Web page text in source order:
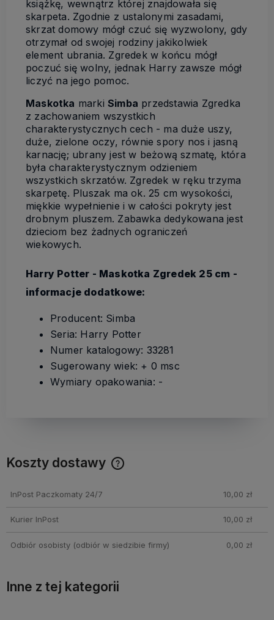
książkę, wewnątrz której znajdowała się
skarpeta. Zgodnie z ustalonymi zasadami,
skrzat domowy mógł czuć się wyzwolony, gdy
otrzymał od swojej rodziny jakikolwiek
element ubrania. Zgredek w końcu mógł
poczuć się wolny, jednak Harry zawsze mógł
liczyć na jego pomoc.
Maskotka markiSimba przedstawia Zgredka
z zachowaniem wszystkich
charakterystycznych cech - ma duże uszy,
duże, zielone oczy, równie spory nos i jasną
karnację; ubrany jest w beżową szmatę, która
była charakterystycznym odzieniem
wszystkich skrzatów. Zgredek w ręku trzyma
skarpetę. Pluszak ma ok. 25 cm wysokości,
miękkie wypełnienie i w całości pokryty jest
drobnym pluszem. Zabawka dedykowana jest
dzieciom bez żadnych ograniczeń
wiekowych.
Harry Potter - Maskotka Zgredek 25 cm -
informacje dodatkowe:
Producent: Simba
Seria: Harry Potter
Numer katalogowy: 33281
Sugerowany wiek: + 0 msc
Wymiary opakowania: -
Koszty dostawy
InPost Paczkomaty 24/7 10,00 zł
Kurier InPost 10,00 zł
Odbiór osobisty(odbiór w siedzibie firmy) 0,00 zł
Inne z tej kategorii